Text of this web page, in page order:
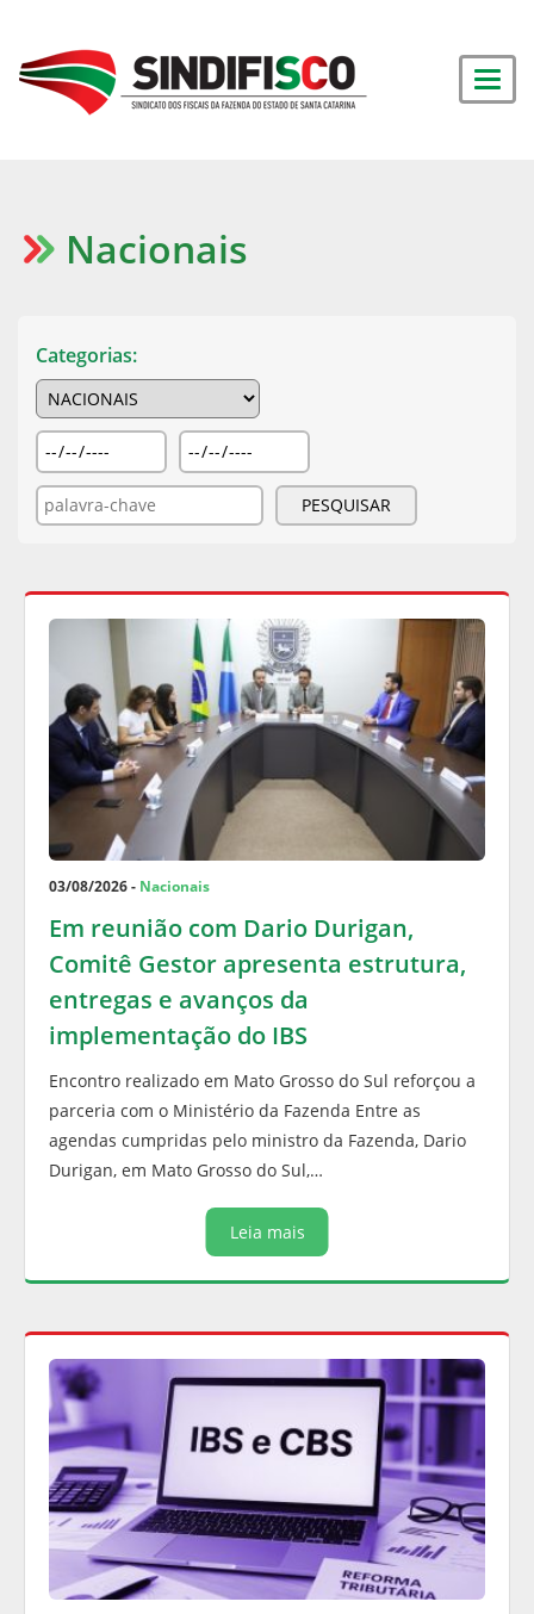
Nacionais
Categorias:
03/08/2026 - Nacionais
Em reunião com Dario Durigan,
Comitê Gestor apresenta estrutura,
entregas e avanços da
implementação do IBS
Encontro realizado em Mato Grosso do Sul reforçou a
parceria com o Ministério da Fazenda Entre as
agendas cumpridas pelo ministro da Fazenda, Dario
Durigan, em Mato Grosso do Sul,…
Leia mais